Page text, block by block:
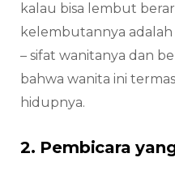
kalau bisa lembut
kelembutannya adalah
– sifat wanitanya dan
bahwa wanita ini
hidupnya.
2. Pembicara